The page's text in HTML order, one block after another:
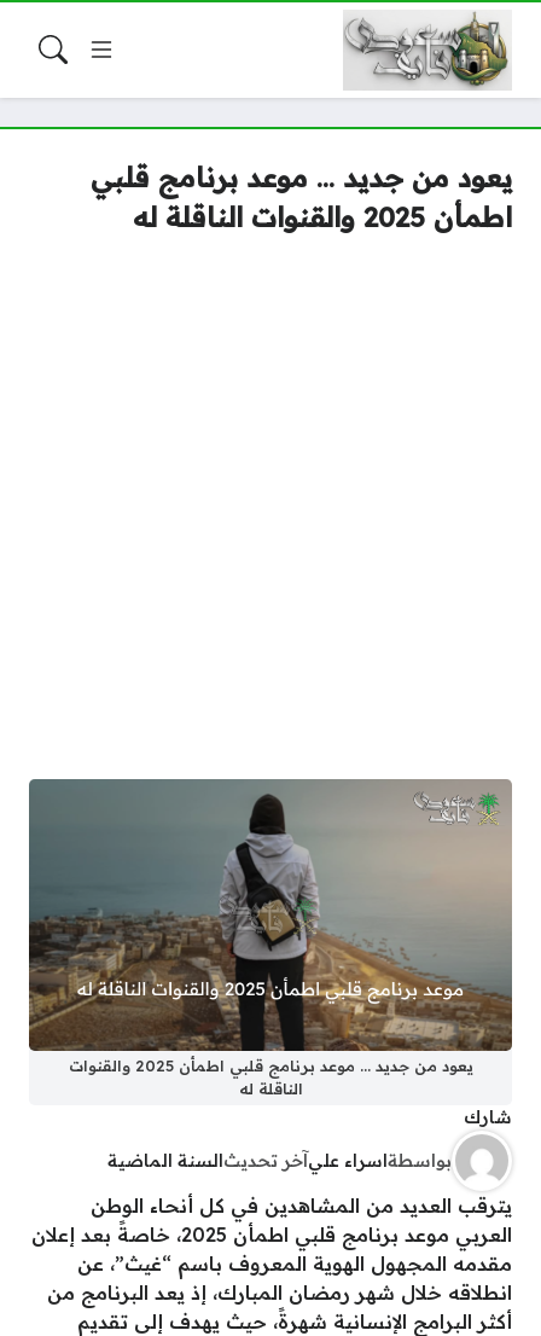
يعود من جديد … موعد برنامج قلبي
اطمأن 2025 والقنوات الناقلة له
يعود من جديد … موعد برنامج قلبي اطمأن 2025 والقنوات
الناقلة له
شارك
بواسطةاسراء عليآخر تحديثالسنة الماضية
يترقب العديد من المشاهدين في كل أنحاء الوطن
العربي موعد برنامج قلبي اطمأن 2025، خاصةً بعد إعلان
مقدمه المجهول الهوية المعروف باسم “غيث”، عن
انطلاقه خلال شهر رمضان المبارك، إذ يعد البرنامج من
أكثر البرامج الإنسانية شهرةً، حيث يهدف إلى تقديم